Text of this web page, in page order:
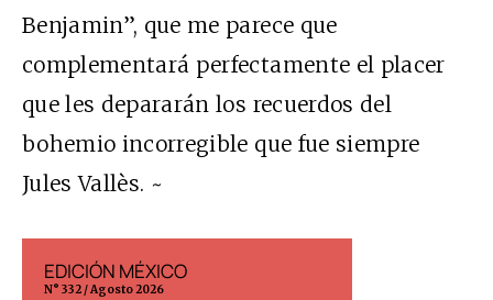
Benjamin”, que me parece que
complementará perfectamente el placer
que les depararán los recuerdos del
bohemio incorregible que fue siempre
Jules Vallès. ~
EDICIÓN MÉXICO
N° 332 / Agosto 2026